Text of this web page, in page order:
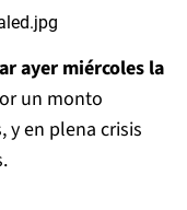
ayer miércoles la
un monto
y en plena crisis